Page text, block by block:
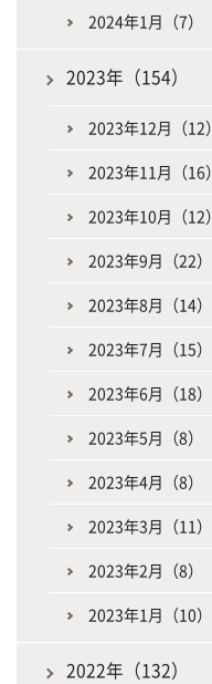
2024年1月（7）
2023年（154）
2023年12月（12）
2023年11月（16）
2023年10月（12）
2023年9月（22）
2023年8月（14）
2023年7月（15）
2023年6月（18）
2023年5月（8）
2023年4月（8）
2023年3月（11）
2023年2月（8）
2023年1月（10）
2022年（132）